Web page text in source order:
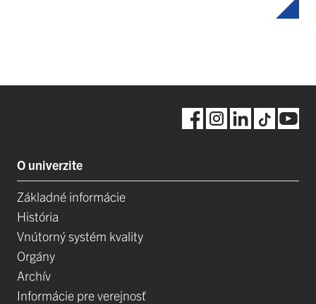
O univerzite
Základné informácie
História
Vnútorný systém kvality
Orgány
Archív
Informácie pre verejnosť